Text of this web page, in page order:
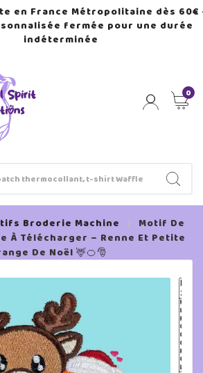
en France Métropolitaine dès 60€
fermée pour une durée
indéterminée
0
Broderie Machine
Motif De
À Télécharger – Renne Et Petite
De Noël 🦌🍊🎅